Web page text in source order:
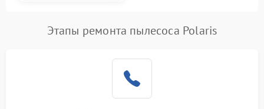
Этапы ремонта пылесоса Polaris